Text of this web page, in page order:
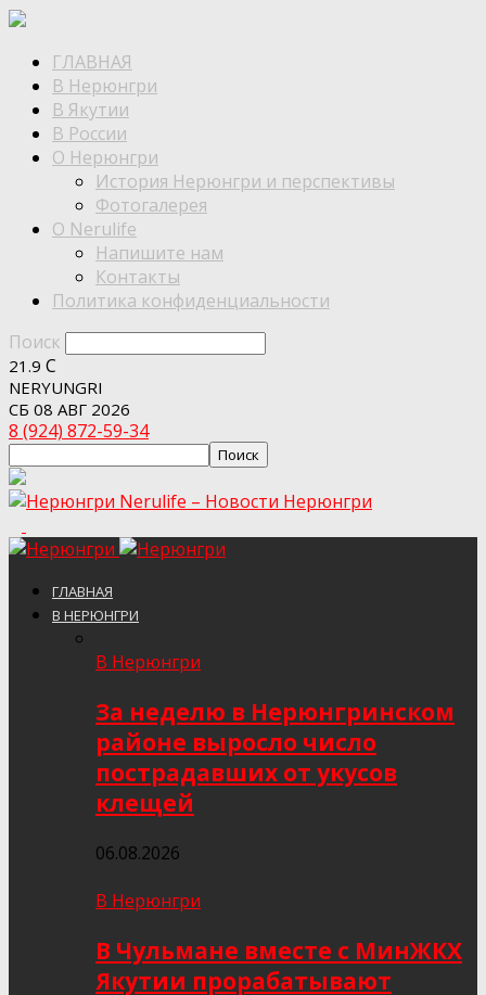
ГЛАВНАЯ
В Нерюнгри
В Якутии
В России
О Нерюнгри
История Нерюнгри и перспективы
Фотогалерея
О Nerulife
Напишите нам
Контакты
Политика конфиденциальности
Поиск
21.9 C
NERYUNGRI
СБ 08 АВГ 2026
8 (924) 872-59-34
Nerulife – Новости Нерюнгри
ГЛАВНАЯ
В НЕРЮНГРИ
В Нерюнгри
За неделю в Нерюнгринском
районе выросло число
пострадавших от укусов
клещей
06.08.2026
В Нерюнгри
В Чульмане вместе с МинЖКХ
Якутии прорабатывают